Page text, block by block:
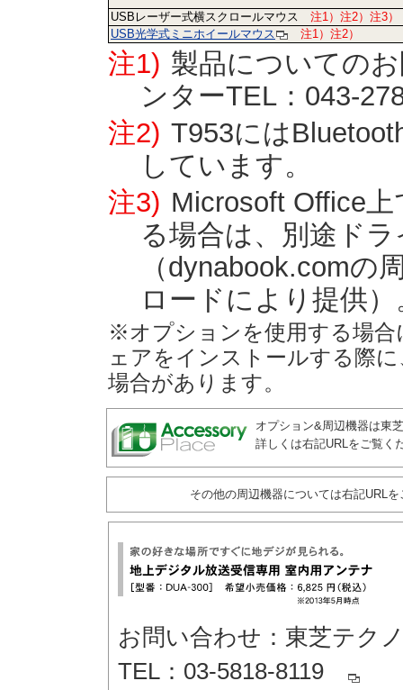
USBレーザー式横スクロールマウス 注1）注2）注3）
USB光学式ミニホイールマウス
注1）注2）
注1) 製品についての
ンターTEL：043-
注2) T953には
しています。
注3) Microsoft Office
る場合は、別途ド
（dynabook.comの
ロードにより提供）
※オプションを使用する場
ェアをインストールする際
場合があります。
オプション&周辺機器は東
詳しくは右記URLをご覧く
その他の周辺機器については右記URL
お問い合わせ：東芝テク
TEL：03-5818-8119